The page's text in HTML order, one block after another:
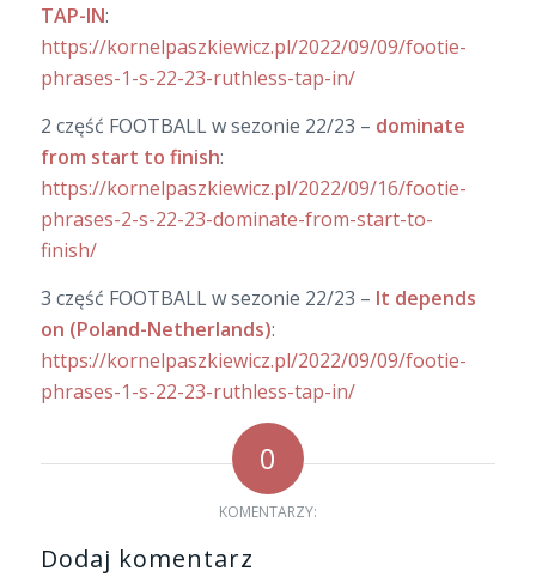
TAP-IN:
https://kornelpaszkiewicz.pl/2022/09/09/footie-
phrases-1-s-22-23-ruthless-tap-in/
2 część FOOTBALL w sezonie 22/23 – dominate
from start to finish:
https://kornelpaszkiewicz.pl/2022/09/16/footie-
phrases-2-s-22-23-dominate-from-start-to-
finish/
3 część FOOTBALL w sezonie 22/23 – It depends
on (Poland-Netherlands):
https://kornelpaszkiewicz.pl/2022/09/09/footie-
phrases-1-s-22-23-ruthless-tap-in/
0
KOMENTARZY:
Dodaj komentarz